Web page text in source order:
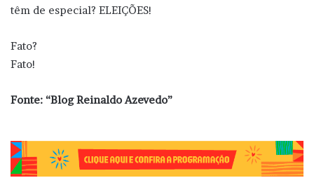
têm de especial? ELEIÇÕES!
Fato?
Fato!
Fonte: “Blog Reinaldo Azevedo”